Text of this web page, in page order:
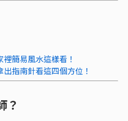
簡易風水這樣看！
指南針看這四個方位！
？